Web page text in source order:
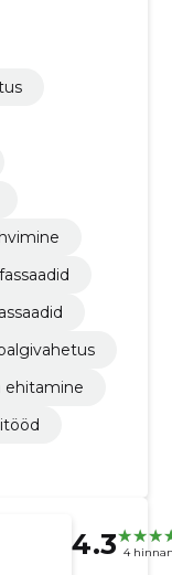
fassaadid
ehitamine
4.3 4